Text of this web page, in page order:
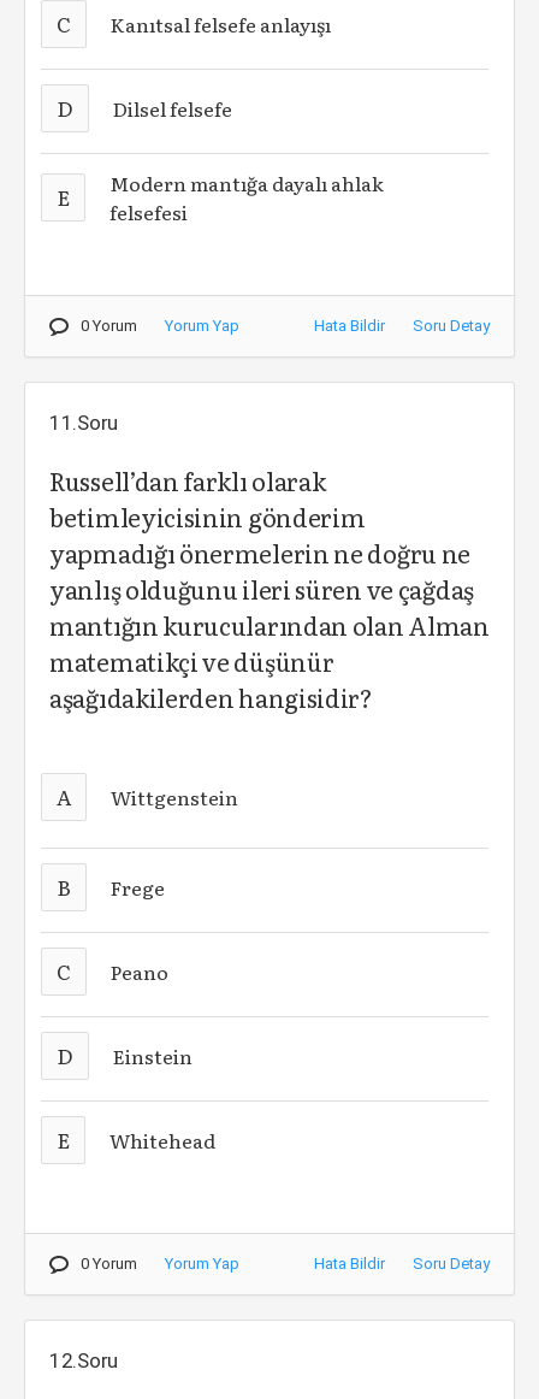
C Kanıtsal felsefe anlayışı
D Dilsel felsefe
E
Modern mantığa dayalı ahlak
felsefesi
0 Yorum Yorum Yap Hata Bildir Soru Detay
11.Soru
Russell’dan farklı olarak
betimleyicisinin gönderim
yapmadığı önermelerin ne doğru ne
yanlış olduğunu ileri süren ve çağdaş
mantığın kurucularından olan Alman
matematikçi ve düşünür
aşağıdakilerden hangisidir?
A Wittgenstein
B Frege
C Peano
D Einstein
E Whitehead
0 Yorum Yorum Yap Hata Bildir Soru Detay
12.Soru